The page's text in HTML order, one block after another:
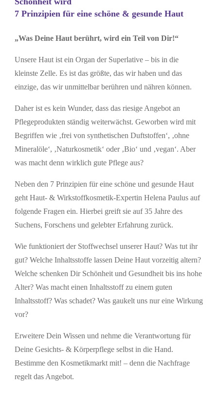
7 Prinzipien für eine schöne & gesunde Haut
„Was Deine Haut berührt, wird ein Teil von Dir!“
Unsere Haut ist ein Organ der Superlative – bis in die
kleinste Zelle. Es ist das größte, das wir haben und das
einzige, das wir unmittelbar berühren und nähren können.
Daher ist es kein Wunder, dass das riesige Angebot an
Pflegeprodukten ständig weiterwächst. Geworben wird mit
Begriffen wie ‚frei von synthetischen Duftstoffen‘, ‚ohne
Mineralöle‘, ‚Naturkosmetik‘ oder ‚Bio‘ und ‚vegan‘. Aber
was macht denn wirklich gute Pflege aus?
Neben den 7 Prinzipien für eine schöne und gesunde Haut
geht Haut- & Wirkstoffkosmetik-Expertin Helena Paulus auf
folgende Fragen ein. Hierbei greift sie auf 35 Jahre des
Suchens, Forschens und gelebter Erfahrung zurück.
Wie funktioniert der Stoffwechsel unserer Haut? Was tut ihr
gut? Welche Inhaltsstoffe lassen Deine Haut vorzeitig altern?
Welche schenken Dir Schönheit und Gesundheit bis ins hohe
Alter? Was macht einen Inhaltsstoff zu einem guten
Inhaltsstoff? Was schadet? Was gaukelt uns nur eine Wirkung
vor?
Erweitere Dein Wissen und nehme die Verantwortung für
Deine Gesichts- & Körperpflege selbst in die Hand.
Bestimme den Kosmetikmarkt mit! – denn die Nachfrage
regelt das Angebot.